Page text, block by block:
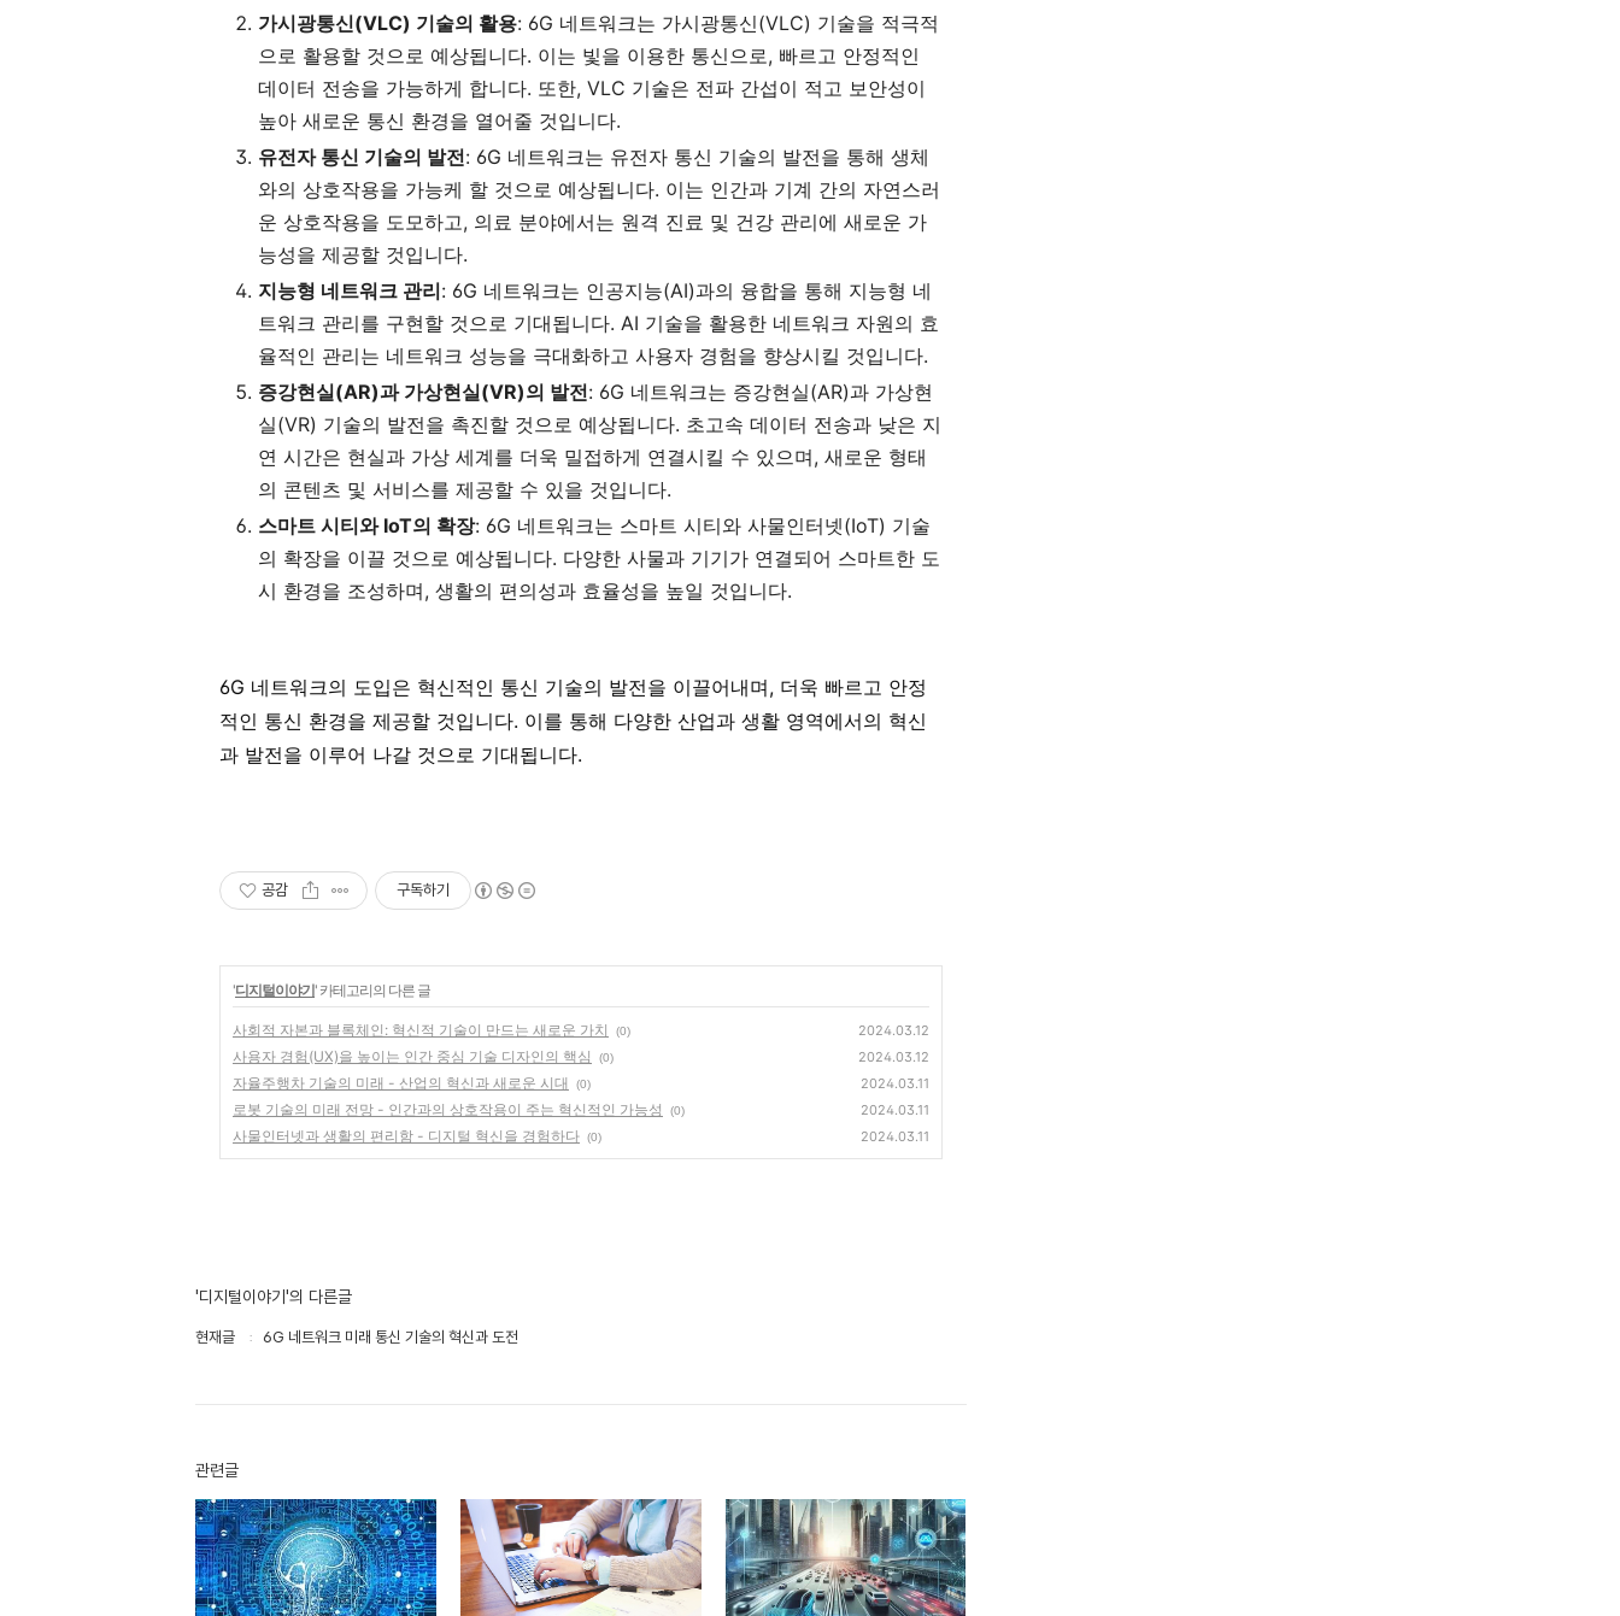
가시광통신(VLC) 기술의 활용: 6G 네트워크는 가시광통신(VLC) 기술을 적극적
으로 활용할 것으로 예상됩니다. 이는 빛을 이용한 통신으로, 빠르고 안정적인
데이터 전송을 가능하게 합니다. 또한, VLC 기술은 전파 간섭이 적고 보안성이
높아 새로운 통신 환경을 열어줄 것입니다.
유전자 통신 기술의 발전: 6G 네트워크는 유전자 통신 기술의 발전을 통해 생체
와의 상호작용을 가능케 할 것으로 예상됩니다. 이는 인간과 기계 간의 자연스러
운 상호작용을 도모하고, 의료 분야에서는 원격 진료 및 건강 관리에 새로운 가
능성을 제공할 것입니다.
지능형 네트워크 관리: 6G 네트워크는 인공지능(AI)과의 융합을 통해 지능형 네
트워크 관리를 구현할 것으로 기대됩니다. AI 기술을 활용한 네트워크 자원의 효
율적인 관리는 네트워크 성능을 극대화하고 사용자 경험을 향상시킬 것입니다.
증강현실(AR)과 가상현실(VR)의 발전: 6G 네트워크는 증강현실(AR)과 가상현
실(VR) 기술의 발전을 촉진할 것으로 예상됩니다. 초고속 데이터 전송과 낮은 지
연 시간은 현실과 가상 세계를 더욱 밀접하게 연결시킬 수 있으며, 새로운 형태
의 콘텐츠 및 서비스를 제공할 수 있을 것입니다.
스마트 시티와 IoT의 확장: 6G 네트워크는 스마트 시티와 사물인터넷(IoT) 기술
의 확장을 이끌 것으로 예상됩니다. 다양한 사물과 기기가 연결되어 스마트한 도
시 환경을 조성하며, 생활의 편의성과 효율성을 높일 것입니다.
6G 네트워크의 도입은 혁신적인 통신 기술의 발전을 이끌어내며, 더욱 빠르고 안정
적인 통신 환경을 제공할 것입니다. 이를 통해 다양한 산업과 생활 영역에서의 혁신
과 발전을 이루어 나갈 것으로 기대됩니다.
공감 구독하기
'디지털이야기' 카테고리의 다른 글
사회적 자본과 블록체인: 혁신적 기술이 만드는 새로운 가치 (0) 2024.03.12
사용자 경험(UX)을 높이는 인간 중심 기술 디자인의 핵심 (0) 2024.03.12
자율주행차 기술의 미래 - 산업의 혁신과 새로운 시대 (0) 2024.03.11
로봇 기술의 미래 전망 - 인간과의 상호작용이 주는 혁신적인 가능성 (0) 2024.03.11
사물인터넷과 생활의 편리함 - 디지털 혁신을 경험하다 (0) 2024.03.11
'디지털이야기'의 다른글
현재글 6G 네트워크 미래 통신 기술의 혁신과 도전
관련글